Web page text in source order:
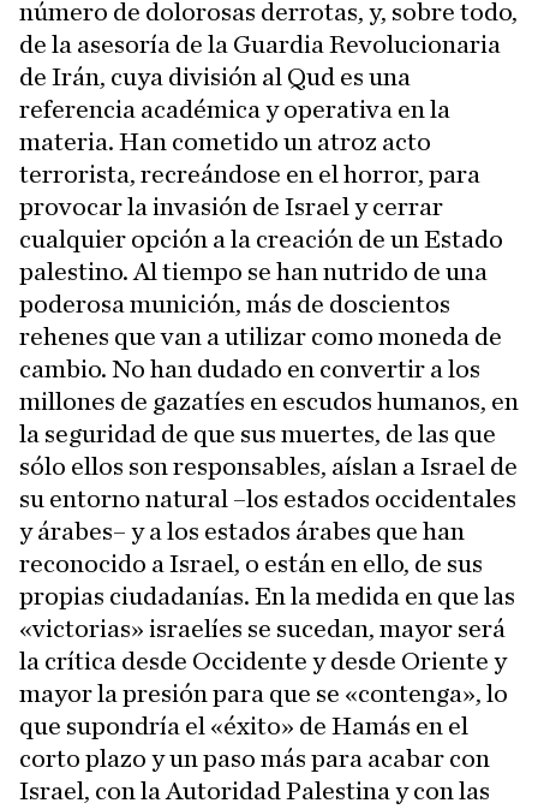
número de dolorosas derrotas, y, sobre todo,
de la asesoría de la Guardia Revolucionaria
de Irán, cuya división al Qud es una
referencia académica y operativa en la
materia. Han cometido un atroz acto
terrorista, recreándose en el horror, para
provocar la invasión de Israel y cerrar
cualquier opción a la creación de un Estado
palestino. Al tiempo se han nutrido de una
poderosa munición, más de doscientos
rehenes que van a utilizar como moneda de
cambio. No han dudado en convertir a los
millones de gazatíes en escudos humanos, en
la seguridad de que sus muertes, de las que
sólo ellos son responsables, aíslan a Israel de
su entorno natural –los estados occidentales
y árabes– y a los estados árabes que han
reconocido a Israel, o están en ello, de sus
propias ciudadanías. En la medida en que las
«victorias» israelíes se sucedan, mayor será
la crítica desde Occidente y desde Oriente y
mayor la presión para que se «contenga», lo
que supondría el «éxito» de Hamás en el
corto plazo y un paso más para acabar con
Israel, con la Autoridad Palestina y con las